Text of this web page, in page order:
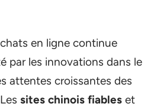
en ligne continue
par les innovations dans le
attentes croissantes des
sites chinois fiables et